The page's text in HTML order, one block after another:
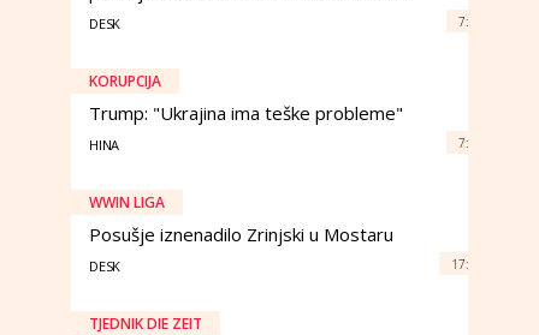
DESK 7:
KORUPCIJA
Trump: "Ukrajina ima teške probleme"
HINA 7:
WWIN LIGA
Posušje iznenadilo Zrinjski u Mostaru
DESK 17:
TJEDNIK DIE ZEIT